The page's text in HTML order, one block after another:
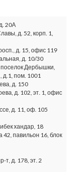
20А
д. 52, корп. 1,
д. 15, офис 119
д. 10/30
поселок Дербышки,
д.1, пом. 1001
д. 150
д. 102, эт. 1, офис
д. 11, оф. 105
хандар, 18
42, павильон 16, блок
т, д. 178, эт. 2